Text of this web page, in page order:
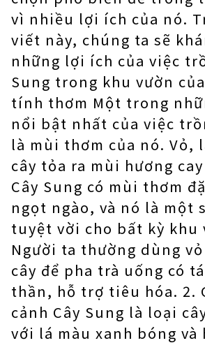
vì nhiều lợi ích của nó.
viết này, chúng ta sẽ
những lợi ích của việc
Sung trong khu vườn
tính thơm Một trong
nổi bật nhất của việc
là mùi thơm của nó. Vỏ,
cây tỏa ra mùi hương
Cây Sung có mùi thơm
ngọt ngào, và nó là một
tuyệt vời cho bất kỳ khu
Người ta thường dùng vỏ
cây để pha trà uống có
thần, hỗ trợ tiêu hóa. 2.
cảnh Cây Sung là loại
với lá màu xanh bóng và